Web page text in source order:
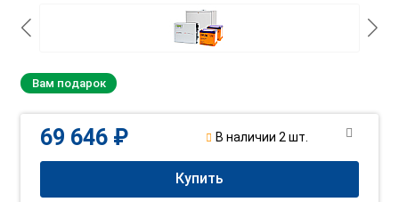
Вам подарок
69 646 ₽ В наличии 2 шт.
Купить